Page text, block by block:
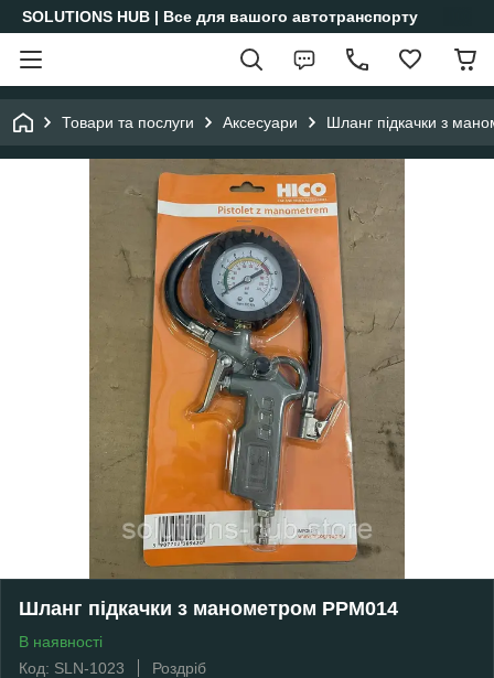
SOLUTIONS HUB | Все для вашого автотранспорту
Товари та послуги Аксесуари Шланг підкачки з
Шланг підкачки з манометром PPM014
В наявності
Код: SLN-1023
Роздріб